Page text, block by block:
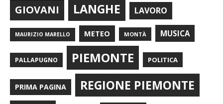
GIOVANI LANGHE LAVORO
MAURIZIO MARELLO METEO MONTÀ MUSICA
PALLAPUGNO PIEMONTE POLITICA
PRIMA PAGINA REGIONE PIEMONTE